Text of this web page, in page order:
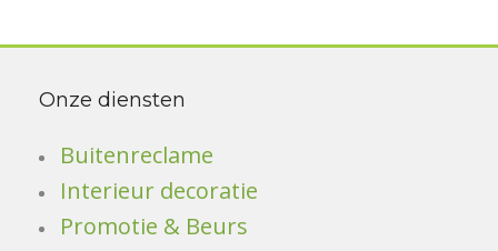
Onze diensten
Buitenreclame
Interieur decoratie
Promotie & Beurs